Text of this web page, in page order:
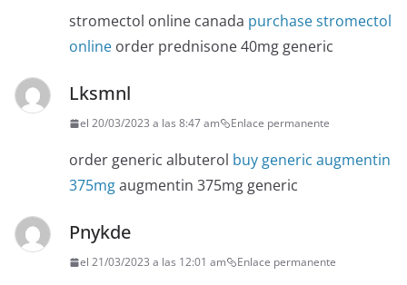
stromectol online canada purchase stromectol
online order prednisone 40mg generic
Lksmnl
el 20/03/2023 a las 8:47 am Enlace permanente
order generic albuterol buy generic augmentin
375mgaugmentin 375mg generic
Pnykde
el 21/03/2023 a las 12:01 am Enlace permanente